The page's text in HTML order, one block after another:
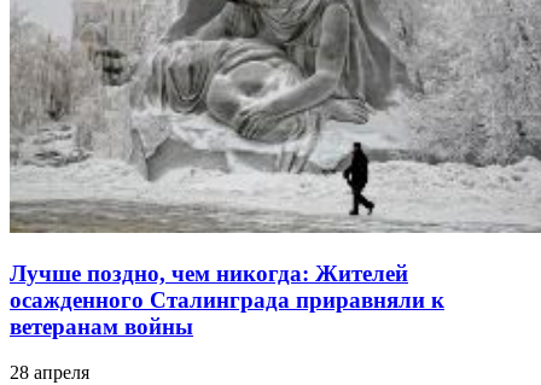
Лучше поздно, чем никогда: Жителей
осажденного Сталинграда приравняли к
ветеранам войны
28 апреля